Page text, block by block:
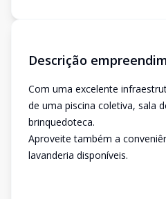
Descrição
Com uma excelente
de uma piscina coletiva, sala
brinquedoteca.
Aproveite também a
lavanderia disponíveis.